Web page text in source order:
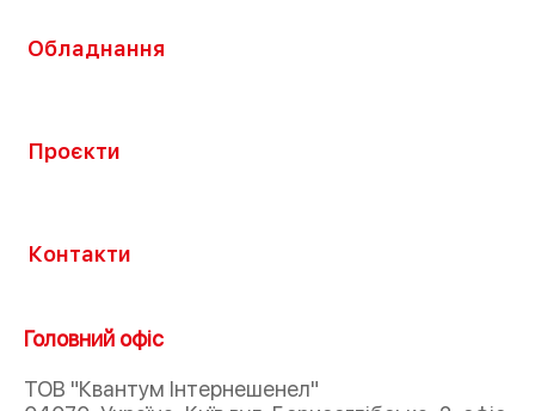
Обладнання
Проєкти
Контакти
Головний офіс
ТОВ "Квантум Інтернешенел"